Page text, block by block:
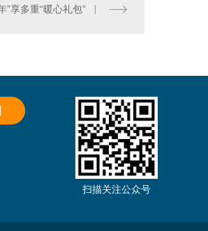
”享多重“暖心礼包”
扫描关注公众号